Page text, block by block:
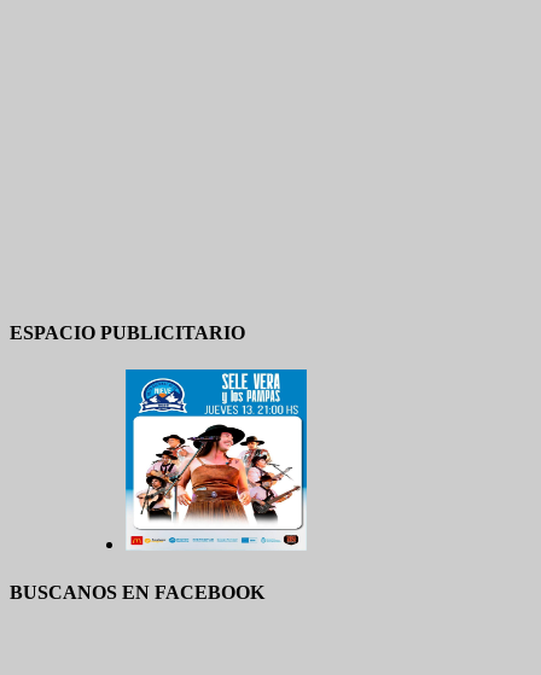
ESPACIO PUBLICITARIO
BUSCANOS EN FACEBOOK